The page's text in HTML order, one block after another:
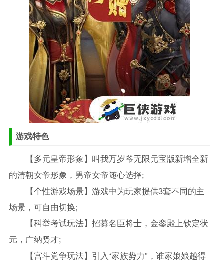
游戏特色
【多元皇帝形象】叫我万岁爷无限元宝版新增全新
的清朝女帝形象，男帝女帝随心选择;
【个性游戏场景】游戏中为玩家提供3套不同的主
场景，可自由切换;
【科举考试玩法】招募名臣将士，金銮殿上钦定状
元，广纳贤才;
【宫斗党争玩法】引入“家族势力”，谁家娘娘越得